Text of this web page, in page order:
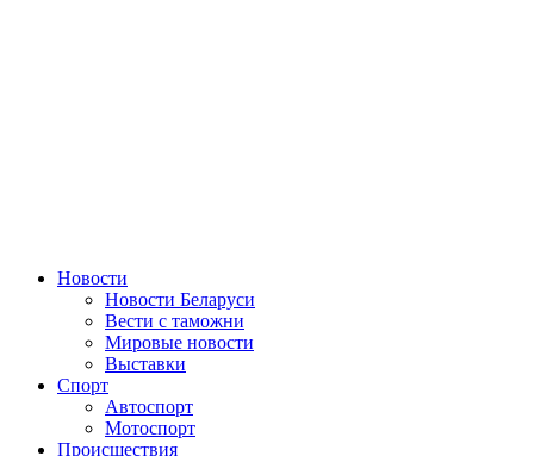
Сайт про автомобили
Новости
Новости Беларуси
Вести с таможни
Мировые новости
Выставки
Спорт
Автоспорт
Мотоспорт
Происшествия